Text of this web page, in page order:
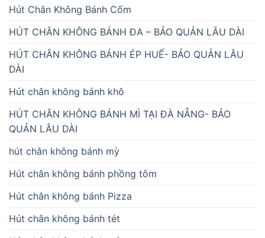
Hút Chân Không Bánh Cốm
HÚT CHÂN KHÔNG BÁNH ĐA – BẢO QUẢN LÂU DÀI
HÚT CHÂN KHÔNG BÁNH ÉP HUẾ- BẢO QUẢN LÂU
DÀI
Hút chân không bánh khô
HÚT CHÂN KHÔNG BÁNH MÌ TẠI ĐÀ NẴNG- BẢO
QUẢN LÂU DÀI
hút chân không bánh mỳ
Hút chân không bánh phồng tôm
Hút chân không bánh Pizza
Hút chân không bánh tét